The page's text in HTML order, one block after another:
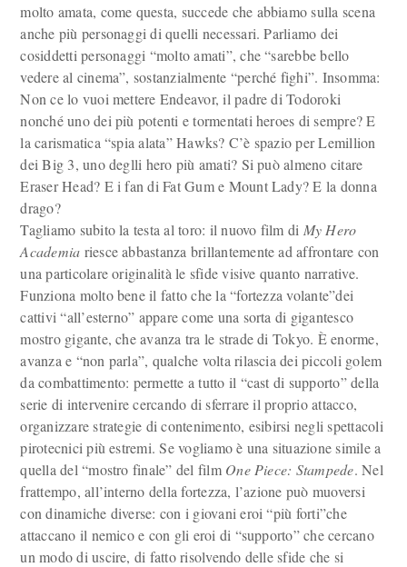
molto amata, come questa, succede che abbiamo sulla scena
anche più personaggi di quelli necessari. Parliamo dei
cosiddetti personaggi “molto amati”, che “sarebbe bello
vedere al cinema”, sostanzialmente “perché fighi”. Insomma:
Non ce lo vuoi mettere Endeavor, il padre di Todoroki
nonché uno dei più potenti e tormentati heroes di sempre? E
la carismatica “spia alata” Hawks? C’è spazio per Lemillion
dei Big 3, uno deglli hero più amati? Si può almeno citare
Eraser Head? E i fan di Fat Gum e Mount Lady? E la donna
drago?
Tagliamo subito la testa al toro: il nuovo film di My Hero
Academia riesce abbastanza brillantemente ad affrontare con
una particolare originalità le sfide visive quanto narrative.
Funziona molto bene il fatto che la “fortezza volante”dei
cattivi “all’esterno” appare come una sorta di gigantesco
mostro gigante, che avanza tra le strade di Tokyo. È enorme,
avanza e “non parla”, qualche volta rilascia dei piccoli golem
da combattimento: permette a tutto il “cast di supporto” della
serie di intervenire cercando di sferrare il proprio attacco,
organizzare strategie di contenimento, esibirsi negli spettacoli
pirotecnici più estremi. Se vogliamo è una situazione simile a
quella del “mostro finale” del film One Piece: Stampede. Nel
frattempo, all’interno della fortezza, l’azione può muoversi
con dinamiche diverse: con i giovani eroi “più forti”che
attaccano il nemico e con gli eroi di “supporto” che cercano
un modo di uscire, di fatto risolvendo delle sfide che si